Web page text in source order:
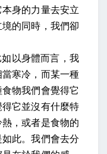
身的力量去安立
的同時，我們卻
以身體而言，我
寒冷，而某一種
物我們會覺得它
它並沒有什麼特
，或者是食物的
此。我們會去分